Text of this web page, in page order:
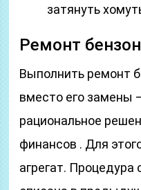
затянуть
Ремонт
Выполнить ремонт
вместо его замены
рациональное
финансов . Для
агрегат. Процедура